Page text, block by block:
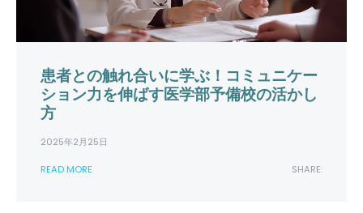
患者との触れ合いに学ぶ！コミュニケー
ション力を伸ばす医学部予備校の活かし
方
2025年2月25日
READ MORE SHARE: